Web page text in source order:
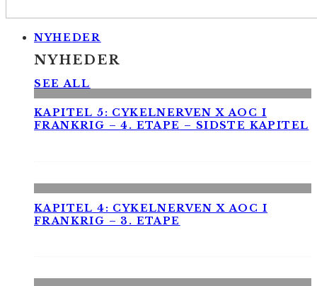
NYHEDER
NYHEDER
SEE ALL
KAPITEL 5: CYKELNERVEN X AOC I
FRANKRIG – 4. ETAPE – SIDSTE KAPITEL
KAPITEL 4: CYKELNERVEN X AOC I
FRANKRIG – 3. ETAPE